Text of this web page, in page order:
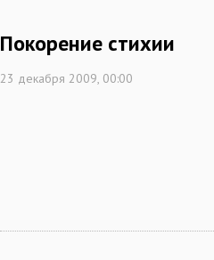
Покорение стихии
23 декабря 2009, 00:00